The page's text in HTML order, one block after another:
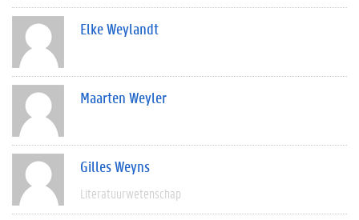
Elke Weylandt
Maarten Weyler
Gilles Weyns
Literatuurwetenschap